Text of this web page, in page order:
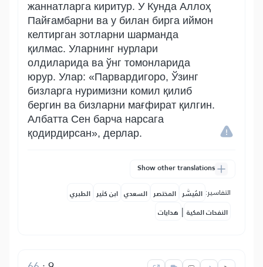
жаннатларга киритур. У Кунда Аллоҳ
Пайғамбарни ва у билан бирга иймон
келтирган зотларни шарманда
қилмас. Уларнинг нурлари
олдиларида ва ўнг томонларида
юрур. Улар: «Парвардигоро, Ўзинг
бизларга нуримизни комил қилиб
бергин ва бизларни мағфират қилгин.
Албатта Сен барча нарсага
қодирдирсан», дерлар.
Show other translations
التفاسير: المُيسَّر المختصر السعدي ابن كثير الطبري
النفحات المكية | هدايات